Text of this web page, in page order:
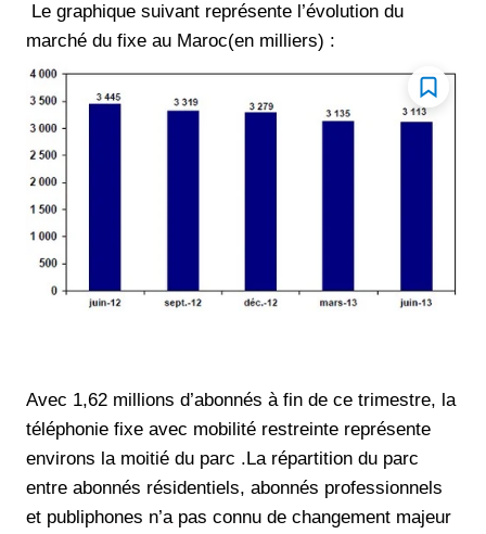
Le graphique suivant représente l’évolution du
marché du fixe au Maroc(en milliers) :
Avec 1,62 millions d’abonnés à fin de ce trimestre, la
téléphonie fixe avec mobilité restreinte représente
environs la moitié du parc .La répartition du parc
entre abonnés résidentiels, abonnés professionnels
et publiphones n’a pas connu de changement majeur